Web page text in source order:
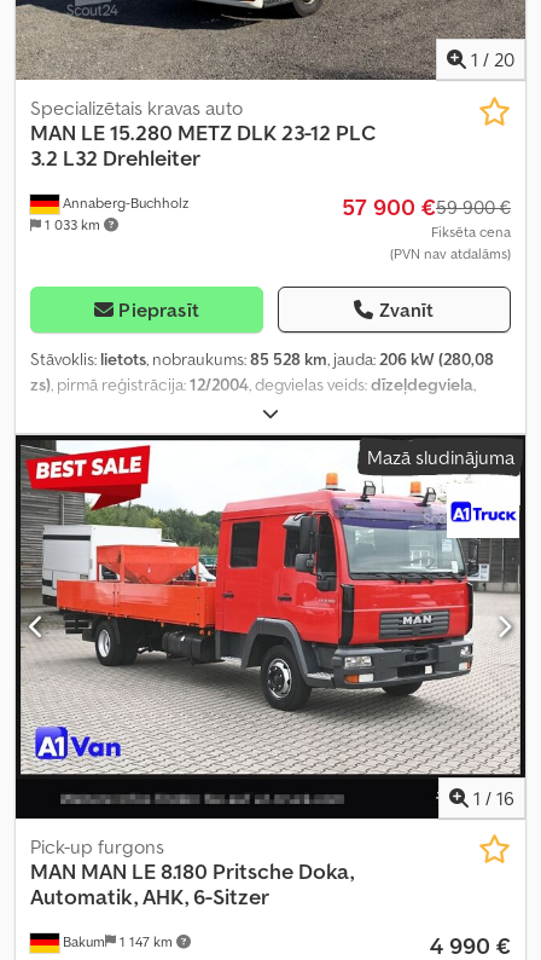
1 / 20
Annaberg-Buchholz
1 033 km
Specializētais kravas auto
MAN LE 15.280 METZ DLK 23-12 PLC
3.2 L32 Drehleiter
57 900 €59 900 €
Fiksēta cena
(PVN nav atdalāms)
Pieprasīt Zvanīt
Stāvoklis: lietots, nobraukums:85 528 km, jauda:206 kW (280,08
zs), pirmā reģistrācija:12/2004, degvielas veids:dīzeļdegviela,
, asu konfigurācija:
retardētājs, krāsa:sarkans, pārnesuma veids:automātisks,
emisijas klase:Euro 3 2 500 mm, kopējais
augstums:3 290 mm 2004, Aprīkojums: ABS,
kompresors,
Mazā sludinājuma
1 / 16
Bakum 1 147 km
Pick-up furgons
MAN MAN LE 8.180 Pritsche Doka,
Automatik, AHK, 6-Sitzer
4 990 €